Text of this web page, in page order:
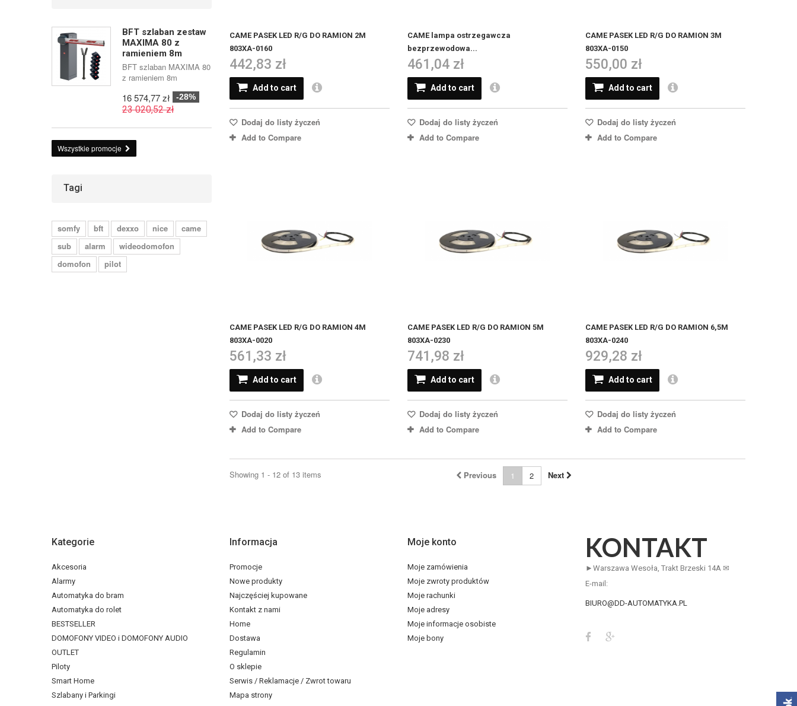
CAME PASEK LED R/G DO RAMION 2M
803XA-0160
442,83 zł
Add to cart
Dodaj do listy życzeń
Add to Compare
CAME lampa ostrzegawcza
bezprzewodowa...
461,04 zł
Add to cart
Dodaj do listy życzeń
Add to Compare
CAME PASEK LED R/G DO RAMION 3M
803XA-0150
550,00 zł
Add to cart
Dodaj do listy życzeń
Add to Compare
CAME PASEK LED R/G DO RAMION 4M
803XA-0020
561,33 zł
Add to cart
Dodaj do listy życzeń
Add to Compare
CAME PASEK LED R/G DO RAMION 5M
803XA-0230
741,98 zł
Add to cart
Dodaj do listy życzeń
Add to Compare
CAME PASEK LED R/G DO RAMION 6,5M
803XA-0240
929,28 zł
Add to cart
Dodaj do listy życzeń
Add to Compare
Previous 1 2 Next
Showing 1 - 12 of 13 items
BFT szlaban zestaw
MAXIMA 80 z
ramieniem 8m
BFT szlaban MAXIMA 80
z ramieniem 8m
16 574,77 zł -28%
23 020,52 zł
Wszystkie promocje
Tagi
somfy bft dexxo nice
came
sub
alarm
wideodomofon
domofon
pilot
Kategorie
Akcesoria
Alarmy
Automatyka do bram
Automatyka do rolet
BESTSELLER
DOMOFONY VIDEO i DOMOFONY AUDIO
OUTLET
Piloty
Smart Home
Szlabany i Parkingi
Informacja
Promocje
Nowe produkty
Najczęściej kupowane
Kontakt z nami
Home
Dostawa
Regulamin
O sklepie
Serwis / Reklamacje / Zwrot towaru
Mapa strony
Moje konto
Moje zamówienia
Moje zwroty produktów
Moje rachunki
Moje adresy
Moje informacje osobiste
Moje bony
KONTAKT
►Warszawa Wesoła, Trakt Brzeski 14A ✉
E-mail:
BIURO@DD-AUTOMATYKA.PL